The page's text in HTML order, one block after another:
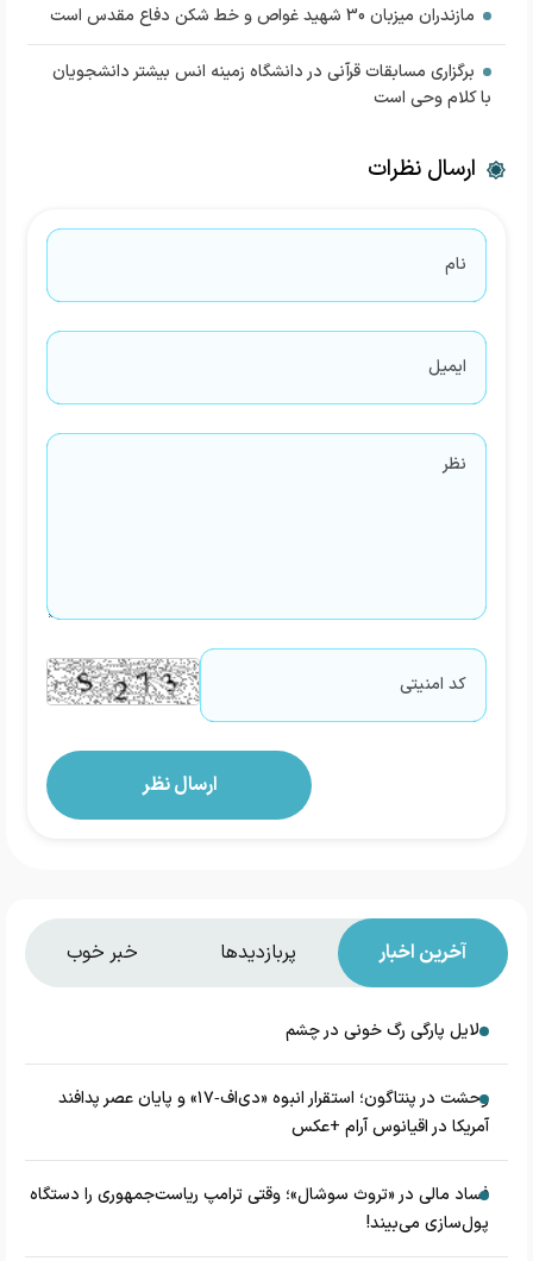
مازندران میزبان 30 شهید غواص و خط شکن دفاع مقدس است
برگزاری مسابقات قرآنی در دانشگاه زمینه انس بیشتر دانشجویان
با کلام وحی است
ارسال نظرات
آخرین اخبار پربازدیدها خبر خوب
دلایل پارگی رگ خونی در چشم
وحشت در پنتاگون؛ استقرار انبوه «دی‌اف‑۱۷» و پایان عصر پدافند
آمریکا در اقیانوس آرام +عکس
فساد مالی در «تروث سوشال»؛ وقتی ترامپ ریاست‌جمهوری را دستگاه
پول‌سازی می‌بیند!